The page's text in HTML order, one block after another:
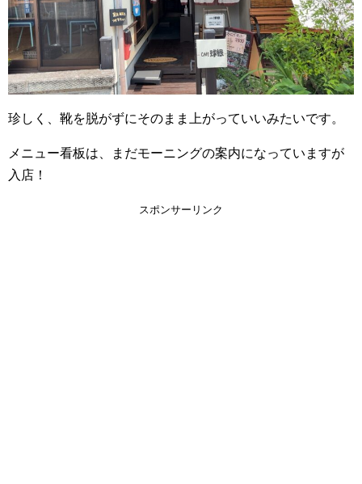
珍しく、靴を脱がずにそのまま上がっていいみたいです。
メニュー看板は、まだモーニングの案内になっていますが
入店！
スポンサーリンク